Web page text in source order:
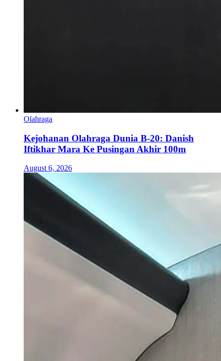
Olahraga
Kejohanan Olahraga Dunia B-20: Danish
Iftikhar Mara Ke Pusingan Akhir 100m
August 6, 2026